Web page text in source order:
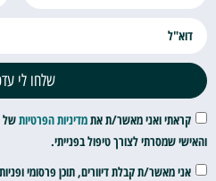
קראתי ואני מאשר/ת אתמדיניות הפרטיותשל
והאישי שמסרתי לצורך טיפול בפנייתי.
אני מאשר/ת קבלת דיוורים, תוכן פרסומי
שלחו לי